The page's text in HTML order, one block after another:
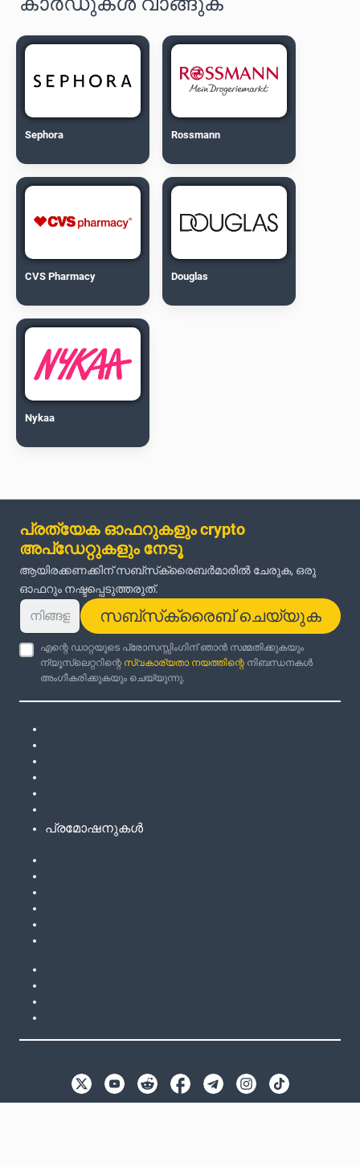
Sephora Rossmann
CVS Pharmacy Douglas
Nykaa
പ്രത്യേക ഓഫറുകളും crypto
അപ്‌ഡേറ്റുകളും നേടൂ
ആയിരക്കണക്കിന് സബ്‌സ്‌ക്രൈബർമാരിൽ ചേരുക, ഒരു
ഓഫറും നഷ്ടപ്പെടുത്തരുത്.
സബ്‌സ്‌ക്രൈബ് ചെയ്യുക
എന്റെ ഡാറ്റയുടെ പ്രോസസ്സിംഗിന് ഞാൻ സമ്മതിക്കുകയും
ന്യൂസ്‌ലെറ്ററിന്റെ സ്വകാര്യതാ നയത്തിന്റെ നിബന്ധനകൾ
അംഗീകരിക്കുകയും ചെയ്യുന്നു.
പ്രമോഷനുകൾ